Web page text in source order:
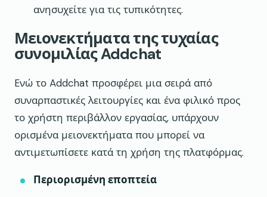
ανησυχείτε για τις τυπικότητες.
Μειονεκτήματα της τυχαίας
συνομιλίας Addchat
Ενώ το Addchat προσφέρει μια σειρά από
συναρπαστικές λειτουργίες και ένα φιλικό προς
το χρήστη περιβάλλον εργασίας, υπάρχουν
ορισμένα μειονεκτήματα που μπορεί να
αντιμετωπίσετε κατά τη χρήση της πλατφόρμας.
Περιορισμένη εποπτεία